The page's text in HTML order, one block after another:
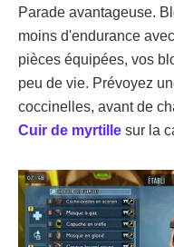
Parade avantageuse.
moins d'endurance
pièces équipées, vos
peu de vie. Prévoyez
coccinelles, avant de
Cuir de myrtille sur la